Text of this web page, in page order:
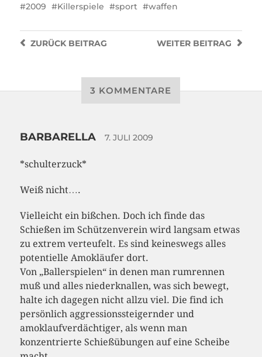
2009
Killerspiele sport waffen
WEITER BEITRAG
ZURÜCKBEITRAG
3 KOMMENTARE
BARBARELLA 7. JULI 2009
*schulterzuck*
Weiß nicht….
Vielleicht ein bißchen. Doch ich finde das
Schießen im Schützenverein wird langsam etwas
zu extrem verteufelt. Es sind keineswegs alles
potentielle Amokläufer dort.
Von „Ballerspielen“ in denen man rumrennen
muß und alles niederknallen, was sich bewegt,
halte ich dagegen nicht allzu viel. Die find ich
persönlich aggressionssteigernder und
amoklaufverdächtiger, als wenn man
konzentrierte Schießübungen auf eine Scheibe